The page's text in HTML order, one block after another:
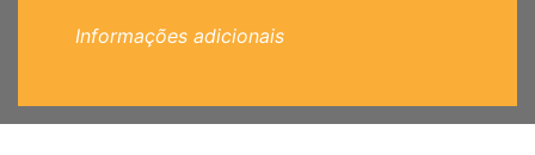
Informações adicionais